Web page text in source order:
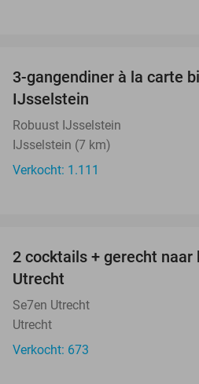
3-gangendiner à la carte
IJsselstein
Robuust IJsselstein
IJsselstein (7 km)
Verkocht: 1.111
2 cocktails + gerecht naar
Utrecht
Se7en Utrecht
Utrecht
Verkocht: 673